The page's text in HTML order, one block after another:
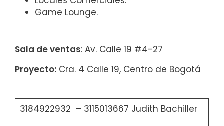
Game Lounge.
Sala de ventas: Av. Calle 19 #4-27
Proyecto: Cra. 4 Calle 19, Centro de Bogotá
3184922932 – 3115013667 Judith Bachiller